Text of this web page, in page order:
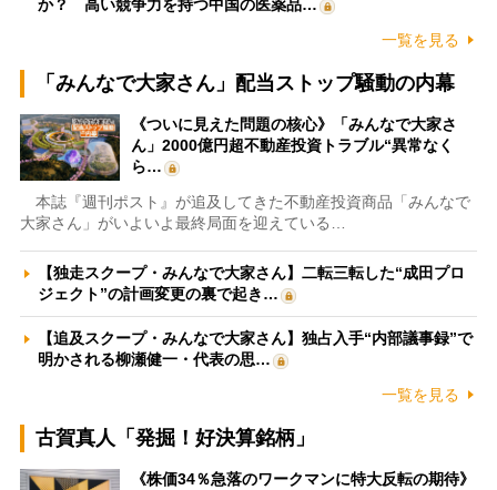
か？ 高い競争力を持つ中国の医薬品…
一覧を見る
「みんなで大家さん」配当ストップ騒動の内幕
《ついに見えた問題の核心》「みんなで大家さ
ん」2000億円超不動産投資トラブル“異常なく
ら…
本誌『週刊ポスト』が追及してきた不動産投資商品「みんなで
大家さん」がいよいよ最終局面を迎えている…
【独走スクープ・みんなで大家さん】二転三転した“成田プロ
ジェクト”の計画変更の裏で起き…
【追及スクープ・みんなで大家さん】独占入手“内部議事録”で
明かされる柳瀬健一・代表の思…
一覧を見る
古賀真人「発掘！好決算銘柄」
《株価34％急落のワークマンに特大反転の期待》